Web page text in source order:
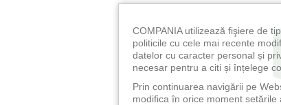
COMPANIA utilizează fişiere de
politicile cu cele mai recente
datelor cu caracter personal și
necesar pentru a citi și înțelege
Prin continuarea navigării pe
modifica în orice moment setările